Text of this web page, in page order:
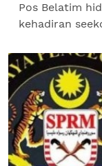
Pos Belatim
kehadiran
Penduduk